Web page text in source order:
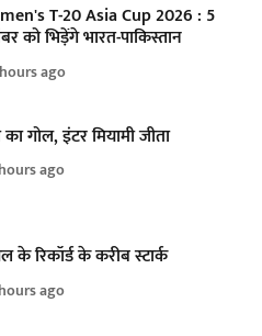
T-20 Asia Cup 2026 : 5
को भिड़ेंगे भारत-पाकिस्तान
ago
गोल, इंटर मियामी जीता
ago
के रिकॉर्ड के करीब स्टार्क
ago